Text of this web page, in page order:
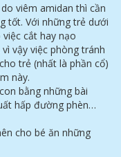
viêm amidan thì cần
tốt. Với những trẻ dưới
cắt hay nạo
vậy việc phòng tránh
trẻ (nhất là phần cổ)
này.
bằng những bài
hấp đường phèn…
cho bé ăn những